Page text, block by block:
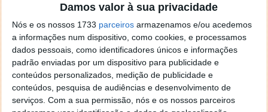
Damos valor à sua privacidade
Nós e os nossos 1733 parceiros armazenamos e/ou acedemos
a informações num dispositivo, como cookies, e processamos
dados pessoais, como identificadores únicos e informações
padrão enviadas por um dispositivo para publicidade e
conteúdos personalizados, medição de publicidade e
conteúdos, pesquisa de audiências e desenvolvimento de
serviços. Com a sua permissão, nós e os nossos parceiros
Os primeiros testes, realizados em ambiente
laboratorial pela UPC, são animadores. Oasfalto
com biocharnão só iguala o desempenho do
pavimento convencional, como em alguns aspetos
consegue superá-lo :
Maiorresistênciaà humidade;
Melhor comportamentoface à formação de